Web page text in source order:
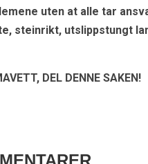
uten at alle tar
steinrikt, utslippstungt
DEL DENNE SAKEN!